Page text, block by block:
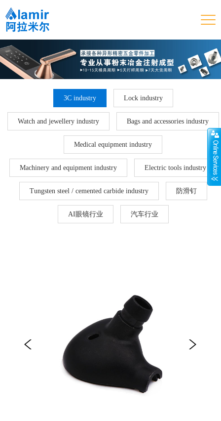
3C industry Lock industry
Watch and jewellery industry Bags and accessories industry
Medical equipment industry
Machinery and equipment industry Electric tools industry
Tungsten steel / cemented carbide industry 防滑钉
AI眼镜行业 汽车行业